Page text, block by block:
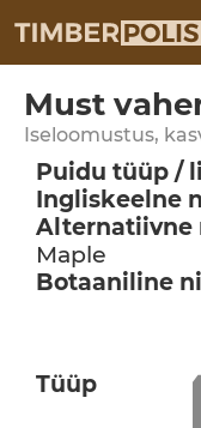
Must
Iseloomustus,
Puidu tüüp /
Ingliskeelne
Alternatiivne
Maple
Botaaniline
Tüüp